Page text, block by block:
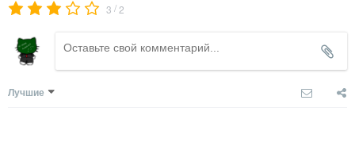
3 /2
Лучшие